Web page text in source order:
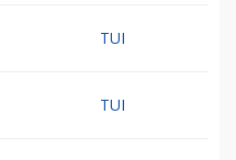
TUI
TUI